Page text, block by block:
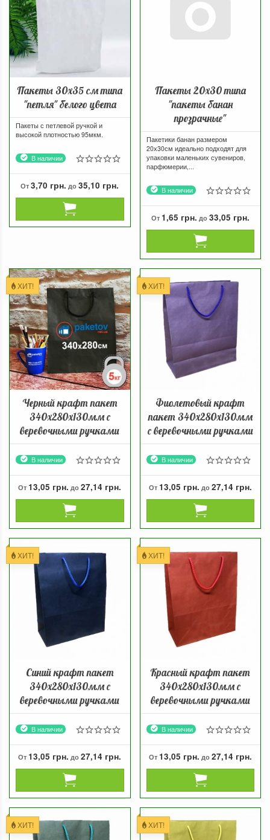
Пакеты 30х35 см типа
"петля" белого цвета
Пакеты с петлевой ручкой и
высокой плотностью 95мкм.
В наличии
От3,70 грн. до35,10 грн.
Пакеты 20х30 типа
"пакеты банан
прозрачные"
Пакетики банан размером
20х30см идеально подходят для
упаковки маленьких сувениров,
парфюмерии,...
В наличии
От 1,65 грн. до 33,05 грн.
ХИТ!
Черный крафт пакет
340х280х130мм с
веревочными ручками
В наличии
От 13,05 грн. до27,14 грн.
ХИТ!
Фиолетовый крафт
пакет 340х280х130мм
с веревочными ручками
В наличии
От 13,05 грн. до 27,14 грн.
ХИТ!
Синий крафт пакет
340х280х130мм с
веревочными ручками
В наличии
От 13,05 грн. до27,14 грн.
ХИТ!
Красный крафт пакет
340х280х130мм с
веревочными ручками
В наличии
От 13,05 грн. до 27,14 грн.
ХИТ! ХИТ!